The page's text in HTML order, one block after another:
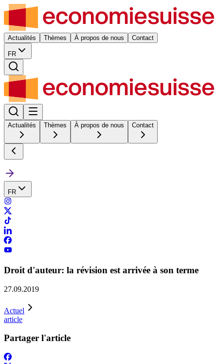
Actualités Thèmes À propos de nous Contact
FR
Actualités Thèmes À propos de nous Contact
FR
Droit d'auteur: la révision est arrivée à son terme
27.09.2019
Actuel
article
Partager l'article